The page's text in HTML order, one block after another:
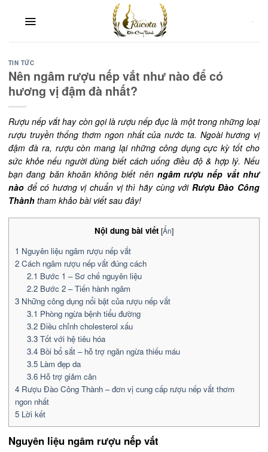
TIN TỨC
Nên ngâm rượu nếp vắt như nào để có
hương vị đậm đà nhất?
Rượu nếp vắt hay còn gọi là rượu nếp đục là một trong những loại
rượu truyền thống thơm ngon nhất của nước ta. Ngoài hương vị
đậm đà ra, rượu còn mang lại những công dụng cực kỳ tốt cho
sức khỏe nếu người dùng biết cách uống điều độ & hợp lý. Nếu
bạn đang băn khoăn không biết nên ngâm rượu nếp vắt như
nào để có hương vị chuẩn vị thì hãy cùng với Rượu Đào Công
Thành tham khảo bài viết sau đây!
Nội dung bài viết [Ẩn]
1 Nguyên liệu ngâm rượu nếp vắt
2 Cách ngâm rượu nếp vắt đúng cách
2.1 Bước 1 – Sơ chế nguyên liệu
2.2Bước 2 – Tiến hành ngâm
3 Những công dụng nổi bật của rượu nếp vắt
3.1 Phòng ngừa bệnh tiểu đường
3.2Điều chỉnh cholesterol xấu
3.3Tốt với hệ tiêu hóa
3.4Bồi bổ sắt – hỗ trợ ngăn ngừa thiếu máu
3.5Làm đẹp da
3.6Hỗ trợ giảm cân
4 Rượu Đào Công Thành – đơn vị cung cấp rượu nếp vắt thơm
ngon nhất
5 Lời kết
Nguyên liệu ngâm rượu nếp vắt